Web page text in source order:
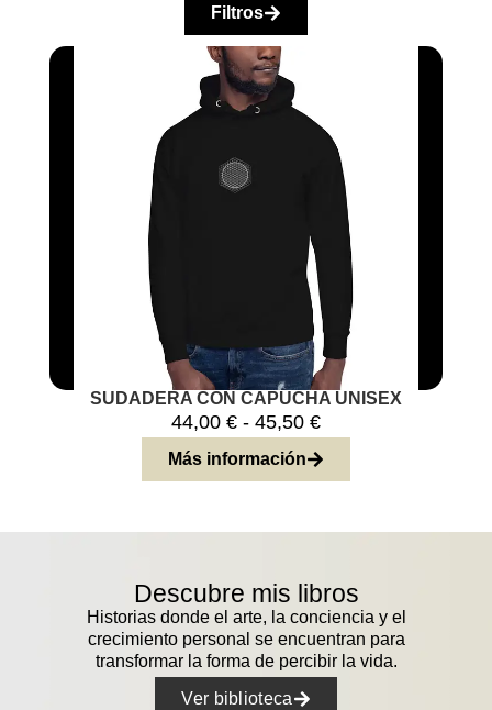
Filtros
SUDADERA CON CAPUCHA UNISEX
44,00 € - 45,50 €
Más información
Descubre mis libros
Historias donde el arte, la conciencia y el
crecimiento personal se encuentran para
transformar la forma de percibir la vida.
Ver biblioteca